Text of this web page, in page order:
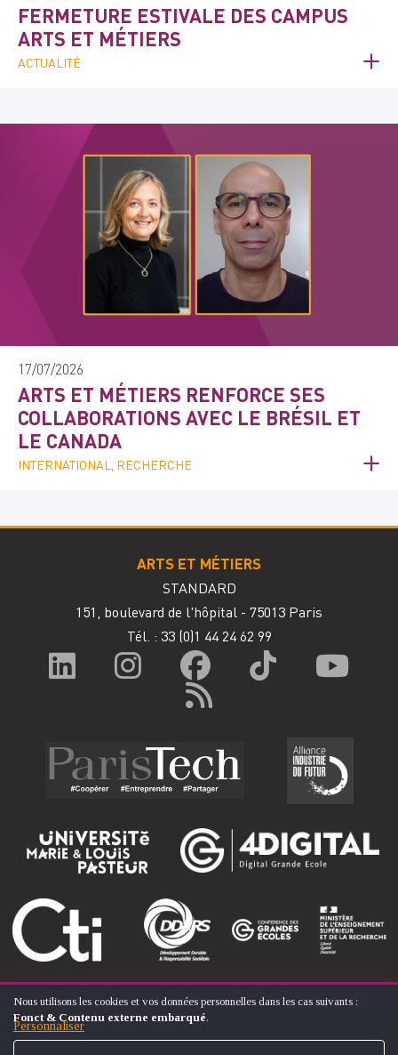
FERMETURE ESTIVALE DES CAMPUS
ARTS ET MÉTIERS
ACTUALITÉ
17/07/2026
ARTS ET MÉTIERS RENFORCE SES
COLLABORATIONS AVEC LE BRÉSIL ET
LE CANADA
INTERNATIONAL, RECHERCHE
ARTS ET MÉTIERS
STANDARD
151, boulevard de l'hôpital - 75013 Paris
Tél. : 33 (0)1 44 24 62 99
© ÉCOLE NATIONALE SUPÉRIEURE D'ARTS ET MÉTIERS
UTILISATION
DES
DONNÉES
Nous utilisons les cookies et vos données personnelles dans les cas suivants :
Fonct & Contenu externe embarqué.
Personnaliser